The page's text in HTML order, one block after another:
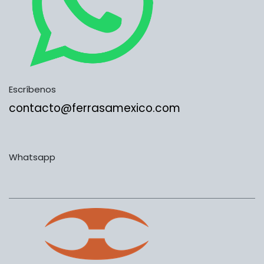
Escríbenos
contacto@ferrasamexico.com
Whatsapp